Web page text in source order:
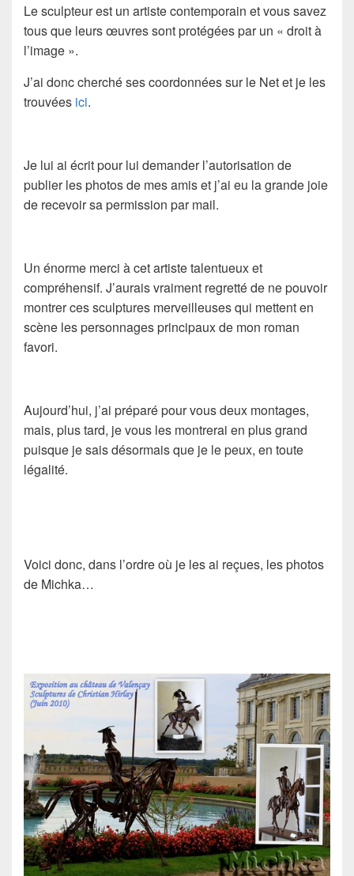
Le sculpteur est un artiste contemporain et vous savez
tous que leurs œuvres sont protégées par un « droit à
l’image ».
J’ai donc cherché ses coordonnées sur le Net et je les
trouvées ici.
Je lui ai écrit pour lui demander l’autorisation de
publier les photos de mes amis et j’ai eu la grande joie
de recevoir sa permission par mail.
Un énorme merci à cet artiste talentueux et
compréhensif. J’aurais vraiment regretté de ne pouvoir
montrer ces sculptures merveilleuses qui mettent en
scène les personnages principaux de mon roman
favori.
Aujourd’hui, j’ai préparé pour vous deux montages,
mais, plus tard, je vous les montrerai en plus grand
puisque je sais désormais que je le peux, en toute
légalité.
Voici donc, dans l’ordre où je les ai reçues, les photos
de Michka…